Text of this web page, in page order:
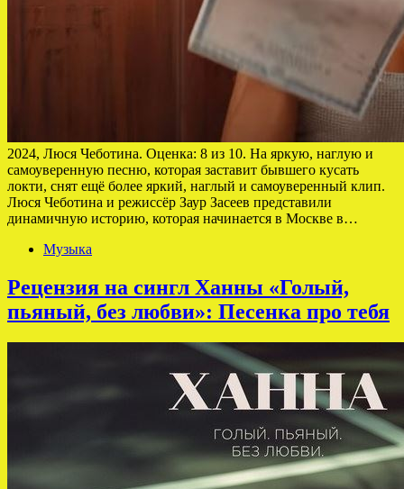
2024, Люся Чеботина. Оценка: 8 из 10. На яркую, наглую и
самоуверенную песню, которая заставит бывшего кусать
локти, снят ещё более яркий, наглый и самоуверенный клип.
Люся Чеботина и режиссёр Заур Засеев представили
динамичную историю, которая начинается в Москве в…
Музыка
Рецензия на сингл Ханны «Голый,
пьяный, без любви»: Песенка про тебя